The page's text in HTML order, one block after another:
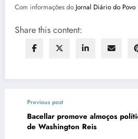
Com informações do Jornal Diário do Povo
Share this content:
Previous post
Bacellar promove almoços
de Washington Reis